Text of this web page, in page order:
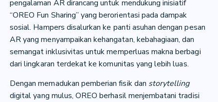
pengalaman AR dirancang untuk mendukung inisiatif
“OREO Fun Sharing” yang berorientasi pada dampak
sosial. Hampers disalurkan ke panti asuhan dengan pesan
AR yang menyampaikan kehangatan, kebahagiaan, dan
semangat inklusivitas untuk memperluas makna berbagi
dari lingkaran terdekat ke komunitas yang lebih luas.
Dengan memadukan pemberian fisik dan storytelling
digital yang mulus, OREO berhasil menjembatani tradisi